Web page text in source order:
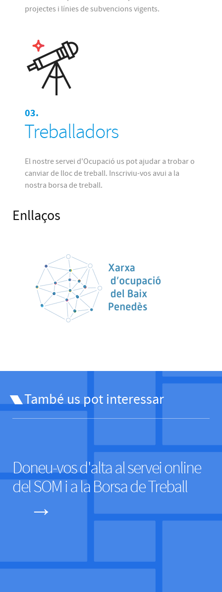
projectes i línies de subvencions vigents.
03.
Treballadors
El nostre servei d'Ocupació us pot ajudar a trobar o
canviar de lloc de treball. Inscriviu-vos avui a la
nostra borsa de treball.
Enllaços
També us pot interessar
Doneu-vos d'alta al servei online
del SOM i a la Borsa de Treball
→